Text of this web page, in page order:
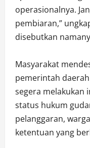
operasionalnya.
pembiaran,”
disebutkan
Masyarakat
pemerintah
segera melakukan
status hukum
pelanggaran,
ketentuan yang